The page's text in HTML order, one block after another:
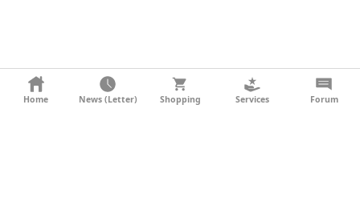
KONTAKT
Home News (Letter) Shopping Services Forum